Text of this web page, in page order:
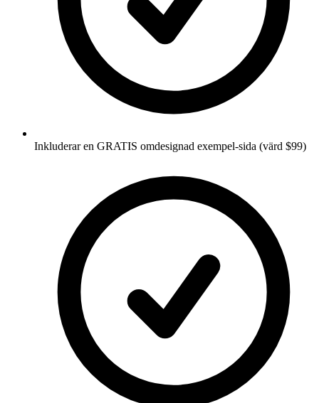
Inkluderar en GRATIS omdesignad exempel-sida (värd $99)